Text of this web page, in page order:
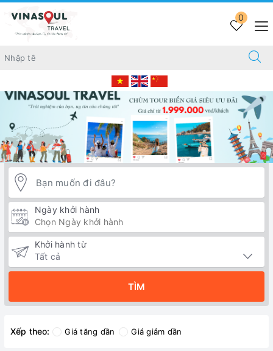
0
Trang chủ TOUR MIỀN BẮC
Ngày khởi hành
Khởi hành từ
TÌM
Xếp theo: Giá tăng dần Giá giảm dần